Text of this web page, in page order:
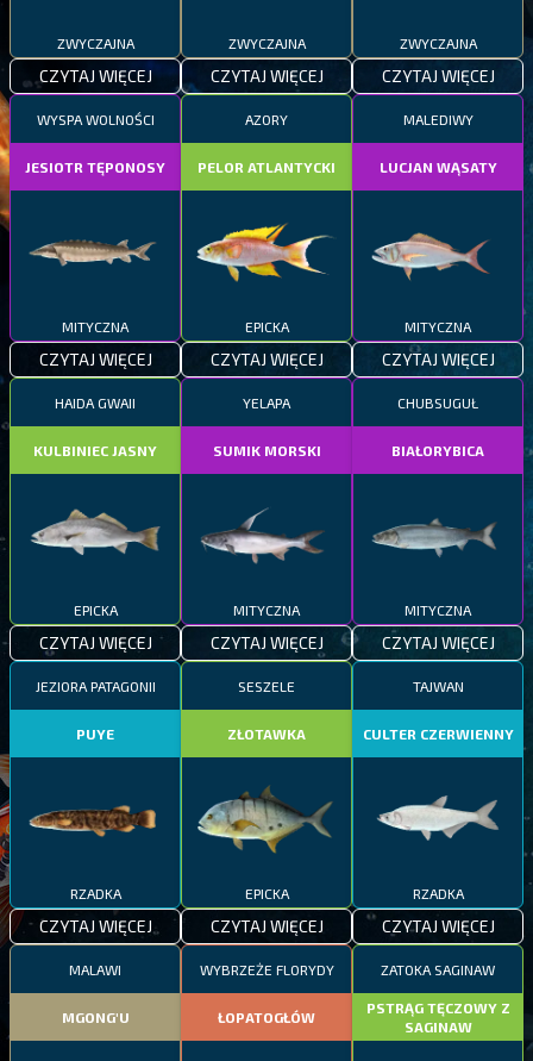
ZWYCZAJNA
CZYTAJ WIĘCEJ
ZWYCZAJNA
CZYTAJ WIĘCEJ
ZWYCZAJNA
CZYTAJ WIĘCEJ
WYSPA WOLNOŚCI
JESIOTR TĘPONOSY
MITYCZNA
CZYTAJ WIĘCEJ
AZORY
PELOR ATLANTYCKI
EPICKA
CZYTAJ WIĘCEJ
MALEDIWY
LUCJAN WĄSATY
MITYCZNA
CZYTAJ WIĘCEJ
HAIDA GWAII
KULBINIEC JASNY
EPICKA
CZYTAJ WIĘCEJ
YELAPA
SUMIK MORSKI
MITYCZNA
CZYTAJ WIĘCEJ
CHUBSUGUŁ
BIAŁORYBICA
MITYCZNA
CZYTAJ WIĘCEJ
JEZIORA PATAGONII
PUYE
RZADKA
CZYTAJ WIĘCEJ
SESZELE
ZŁOTAWKA
EPICKA
CZYTAJ WIĘCEJ
TAJWAN
CULTER CZERWIENNY
RZADKA
CZYTAJ WIĘCEJ
MALAWI
MGONG'U
WYBRZEŻE FLORYDY
ŁOPATOGŁÓW
ZATOKA SAGINAW
PSTRĄG TĘCZOWY Z
SAGINAW